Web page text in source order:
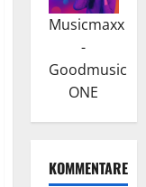
Musicmaxx
-
Goodmusic
ONE
KOMMENTARE